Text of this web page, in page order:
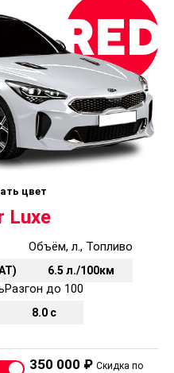
цвет
Luxe
Объём, л., Топливо
6.5 л./100км
Разгон до 100
8.0 с
350 000 ₽ Скидка по